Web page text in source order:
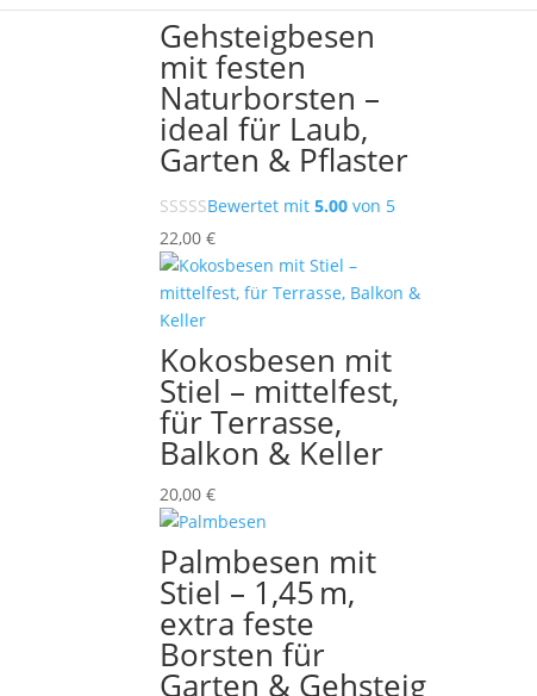
Gehsteigbesen
mit festen
Naturborsten –
ideal für Laub,
Garten & Pflaster
Bewertet mit5.00 von 5
22,00€
Kokosbesen mit
Stiel – mittelfest,
für Terrasse,
Balkon & Keller
20,00€
Palmbesen mit
Stiel – 1,45 m,
extra feste
Borsten für
Garten & Gehsteig